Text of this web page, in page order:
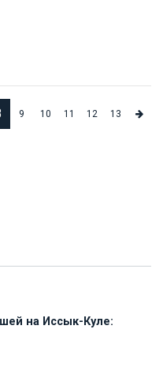
на Иссык-Куле:
9 10 11 12 13